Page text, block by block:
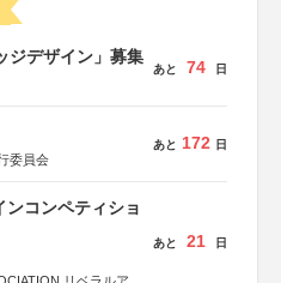
ジデザイン」募集
あと 74 日
委員会
あと 172 日
コンペティショ
あと 21 日